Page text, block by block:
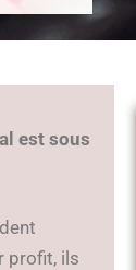
est sous
profit, ils